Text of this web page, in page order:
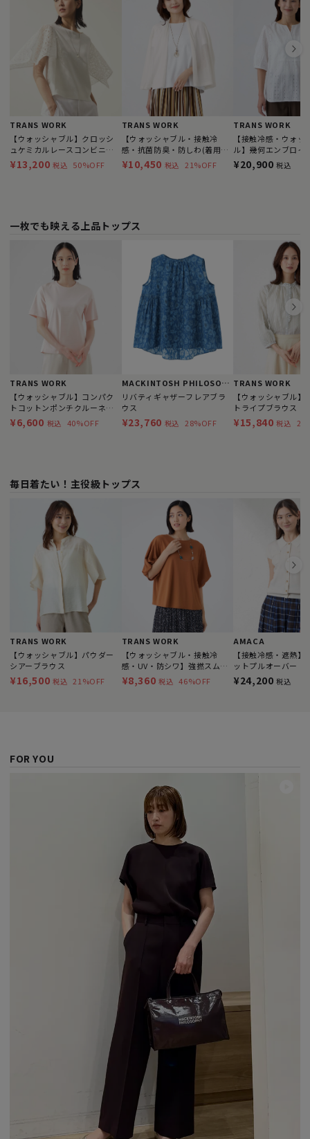
TRANS WORK
【ウォッシャブル】クロッシ
ュケミカルレースコンビニッ
トプルオーバー
¥13,200 税込 50%OFF
TRANS WORK
【ウォッシャブル・接触冷
感・抗菌防臭・防しわ(着用じ
わ)】リバーフライスカーディ
ガン
¥10,450 税込 21%OFF
TRANS WORK
【接触冷感・ウォッ
ル】幾何エンブロイ
ース×スムースカッ
¥20,900 税込
一枚でも映える上品トップス
TRANS WORK
【ウォッシャブル】コンパク
トコットンポンチクルーネッ
クカットソー
¥6,600 税込 40%OFF
MACKINTOSH PHILOSOPHY
リバティギャザーフレアブラ
ウス
¥23,760 税込 28%OFF
TRANS WORK
【ウォッシャブル】
トライプブラウス
¥15,840 税込
毎日着たい！主役級トップス
TRANS WORK
【ウォッシャブル】パウダー
シアーブラウス
¥16,500 税込 21%OFF
TRANS WORK
【ウォッシャブル・接触冷
感・UV・防シワ】強撚スムー
スカットソー
¥8,360 税込 46%OFF
AMACA
【接触冷感・遮熱】
ットプルオーバー
¥24,200 税込
FOR YOU